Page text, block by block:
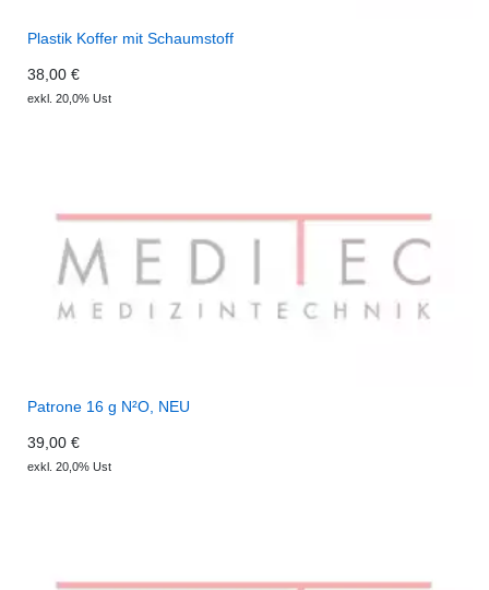
Plastik Koffer mit Schaumstoff
38,00 €
exkl. 20,0% Ust
Patrone 16 g N²O, NEU
39,00 €
exkl. 20,0% Ust